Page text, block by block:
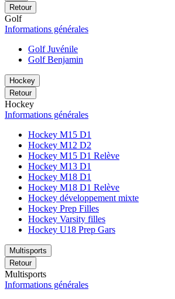
Retour
Golf
Informations générales
Golf Juvénile
Golf Benjamin
Hockey
Retour
Hockey
Informations générales
Hockey M15 D1
Hockey M12 D2
Hockey M15 D1 Relève
Hockey M13 D1
Hockey M18 D1
Hockey M18 D1 Relève
Hockey développement mixte
Hockey Prep Filles
Hockey Varsity filles
Hockey U18 Prep Gars
Multisports
Retour
Multisports
Informations générales